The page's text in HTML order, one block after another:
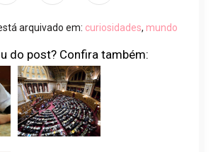
arquivado em: curiosidades, mundo
do post? Confira também: